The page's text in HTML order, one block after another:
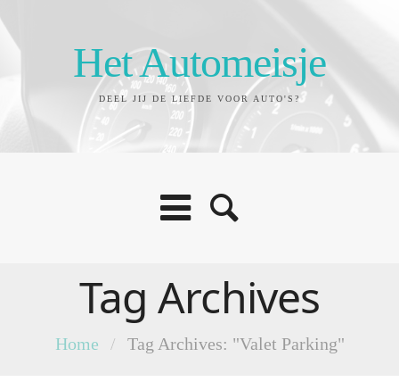
Het Automeisje
DEEL JIJ DE LIEFDE VOOR AUTO'S?
Tag Archives
Home / Tag Archives: "Valet Parking"